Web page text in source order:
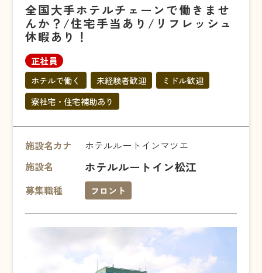
全国大手ホテルチェーンで働きませ
んか？/住宅手当あり/リフレッシュ
休暇あり！
正社員
ホテルで働く 未経験者歓迎
ミドル歓迎
寮社宅・住宅補助あり
施設名カナ
ホテルルートインマツエ
施設名
ホテルルートイン松江
募集職種 フロント